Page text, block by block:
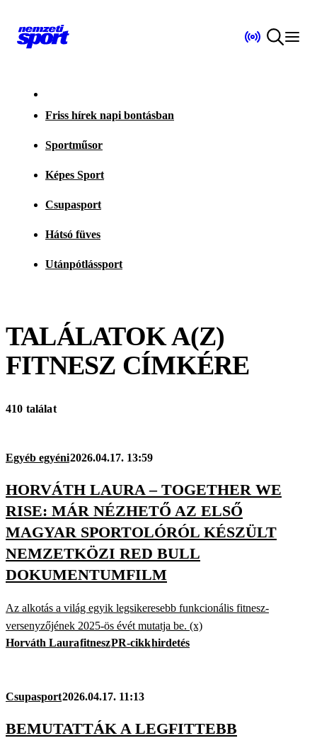
Friss hírek napi bontásban
Sportműsor
Képes Sport
Csupasport
Hátsó füves
Utánpótlássport
TALÁLATOK A(Z)
FITNESZ CÍMKÉRE
410 találat
Egyéb egyéni2026.04.17. 13:59
HORVÁTH LAURA – TOGETHER WE
RISE: MÁR NÉZHETŐ AZ ELSŐ
MAGYAR SPORTOLÓRÓL KÉSZÜLT
NEMZETKÖZI RED BULL
DOKUMENTUMFILM
Az alkotás a világ egyik legsikeresebb funkcionális fitnesz-
versenyzőjének 2025-ös évét mutatja be. (x)
Horváth LaurafitneszPR-cikkhirdetés
Csupasport2026.04.17. 11:13
BEMUTATTÁK A LEGFITTEBB